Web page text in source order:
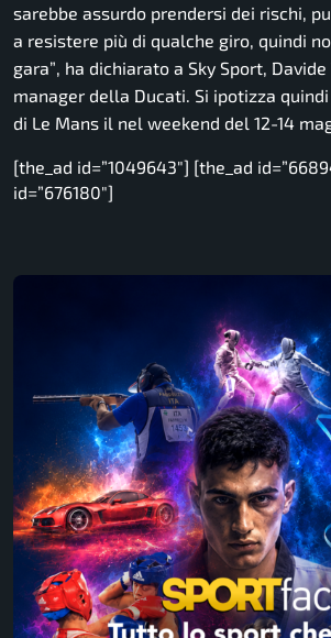
sarebbe assurdo prendersi dei rischi,
a resistere più di qualche giro, quindi
gara” , ha dichiarato a Sky Sport,
manager della Ducati. Si ipotizza
di Le Mans il nel weekend del 12-14
[the_ad id=”1049643″] [the_ad
id=”676180″]